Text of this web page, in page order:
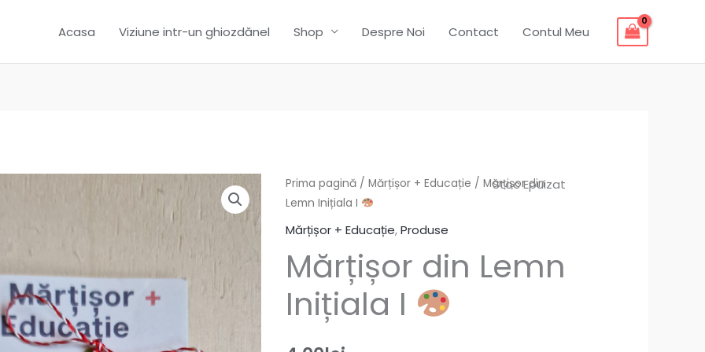
Acasa Viziune intr-un ghiozdănel Shop Despre Noi Contact Contul Meu
Stoc Epuizat
Prima pagină /Mărțișor + Educație / Mărțișor din
Lemn Inițiala I
Mărțișor + Educație,Produse
Mărțișor din Lemn
Inițiala I